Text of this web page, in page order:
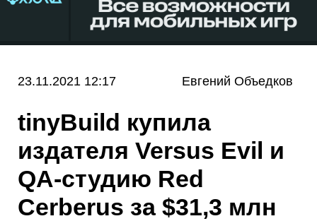
23.11.2021 12:17 Евгений Объедков
tinyBuild купила
издателя Versus Evil и
QA-студию Red
Cerberus за $31,3 млн